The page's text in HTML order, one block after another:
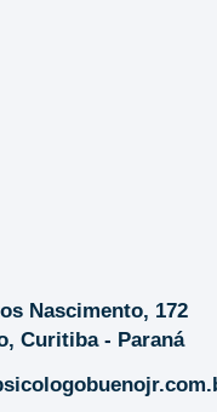
Nascimento, 172
Curitiba - Paraná